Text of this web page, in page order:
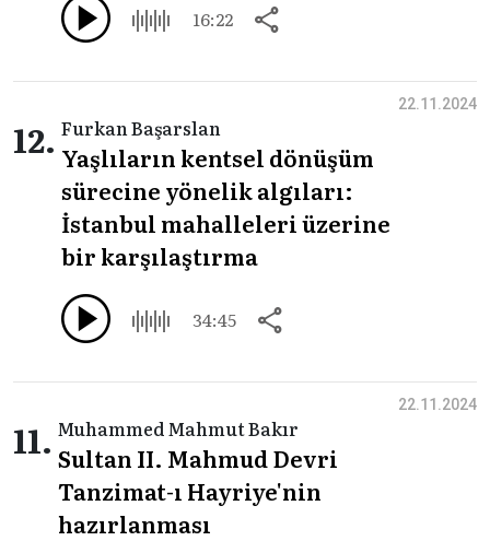
16:22
12. Furkan Başarslan
Yaşlıların kentsel dönüşüm
sürecine yönelik algıları:
İstanbul mahalleleri üzerine
bir karşılaştırma
34:45
22.11.2024
11. Muhammed Mahmut Bakır
Sultan II. Mahmud Devri
Tanzimat-ı Hayriye'nin
hazırlanması
22.11.2024